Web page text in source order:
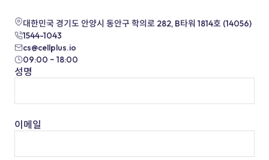
대한민국 경기도 안양시 동안구 학의로 282, B타워 1814호 (14056)
1544-1043
cs@cellplus.io
09:00 ~ 18:00
성명
이메일